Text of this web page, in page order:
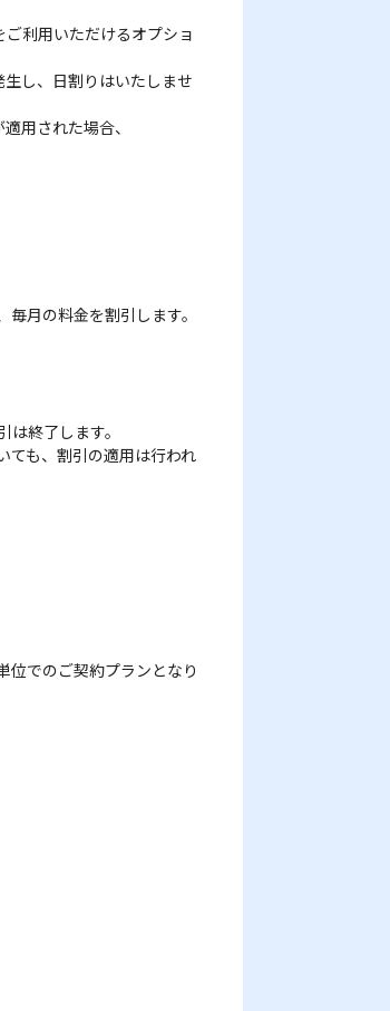
利用いただけるオプショ
し、日割りはいたしませ
用された場合、
月の料金を割引します。
終了します。
ても、割引の適用は行われ
位でのご契約プランとなり